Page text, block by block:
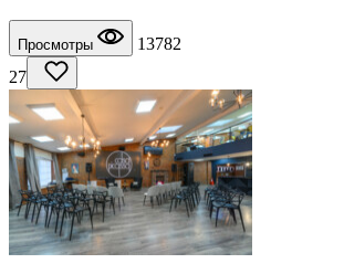
Просмотры
13782
27